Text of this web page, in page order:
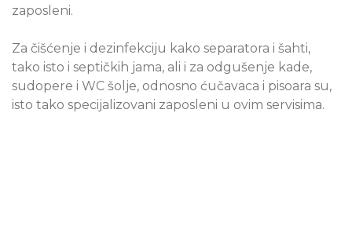
zaposleni.
Za čišćenje i dezinfekciju kako separatora i šahti,
tako isto i septičkih jama, ali i za odgušenje kade,
sudopere i WC šolje, odnosno ćučavaca i pisoara su,
isto tako specijalizovani zaposleni u ovim servisima.